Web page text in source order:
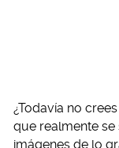
¿Todavía no
que realmente se
imágenes de lo